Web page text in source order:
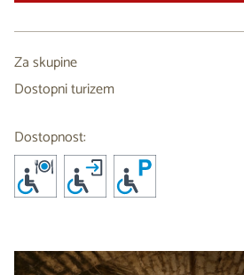
Za skupine
Dostopni turizem
Dostopnost: